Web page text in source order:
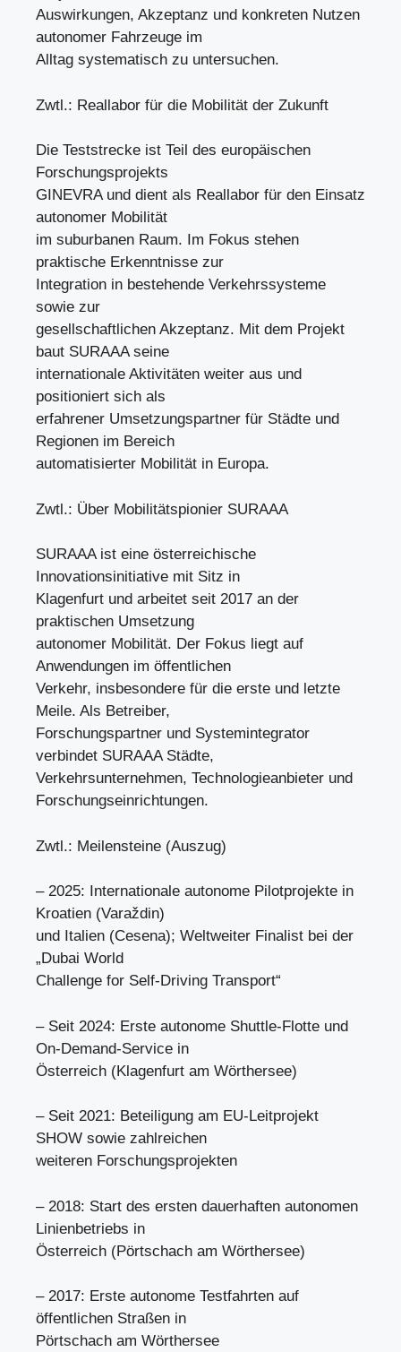
Auswirkungen, Akzeptanz und konkreten Nutzen
autonomer Fahrzeuge im
Alltag systematisch zu untersuchen.
Zwtl.: Reallabor für die Mobilität der Zukunft
Die Teststrecke ist Teil des europäischen
Forschungsprojekts
GINEVRA und dient als Reallabor für den Einsatz
autonomer Mobilität
im suburbanen Raum. Im Fokus stehen
praktische Erkenntnisse zur
Integration in bestehende Verkehrssysteme
sowie zur
gesellschaftlichen Akzeptanz. Mit dem Projekt
baut SURAAA seine
internationale Aktivitäten weiter aus und
positioniert sich als
erfahrener Umsetzungspartner für Städte und
Regionen im Bereich
automatisierter Mobilität in Europa.
Zwtl.: Über Mobilitätspionier SURAAA
SURAAA ist eine österreichische
Innovationsinitiative mit Sitz in
Klagenfurt und arbeitet seit 2017 an der
praktischen Umsetzung
autonomer Mobilität. Der Fokus liegt auf
Anwendungen im öffentlichen
Verkehr, insbesondere für die erste und letzte
Meile. Als Betreiber,
Forschungspartner und Systemintegrator
verbindet SURAAA Städte,
Verkehrsunternehmen, Technologieanbieter und
Forschungseinrichtungen.
Zwtl.: Meilensteine (Auszug)
– 2025: Internationale autonome Pilotprojekte in
Kroatien (Varaždin)
und Italien (Cesena); Weltweiter Finalist bei der
„Dubai World
Challenge for Self-Driving Transport“
– Seit 2024: Erste autonome Shuttle-Flotte und
On-Demand-Service in
Österreich (Klagenfurt am Wörthersee)
– Seit 2021: Beteiligung am EU-Leitprojekt
SHOW sowie zahlreichen
weiteren Forschungsprojekten
– 2018: Start des ersten dauerhaften autonomen
Linienbetriebs in
Österreich (Pörtschach am Wörthersee)
– 2017: Erste autonome Testfahrten auf
öffentlichen Straßen in
Pörtschach am Wörthersee